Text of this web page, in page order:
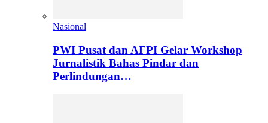
Nasional
PWI Pusat dan AFPI Gelar Workshop
Jurnalistik Bahas Pindar dan
Perlindungan…